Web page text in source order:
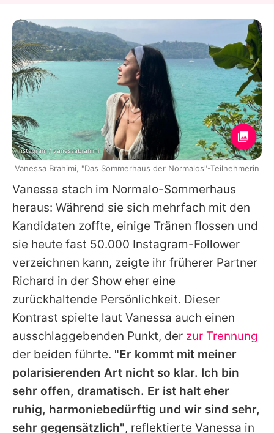
Vanessa stach im Normalo-Sommerhaus
heraus: Während sie sich mehrfach mit den
Kandidaten zoffte, einige Tränen flossen und
sie heute fast 50.000 Instagram-Follower
verzeichnen kann, zeigte ihr früherer Partner
Richard in der Show eher eine
zurückhaltende Persönlichkeit. Dieser
Kontrast spielte laut Vanessa auch einen
ausschlaggebenden Punkt, der zur Trennung
der beiden führte. "Er kommt mit meiner
polarisierenden Art nicht so klar. Ich bin
sehr offen, dramatisch. Er ist halt eher
ruhig, harmoniebedürftig und wir sind sehr,
sehr gegensätzlich", reflektierte Vanessa in
Instagram / vanessabrahimi
Vanessa Brahimi, "Das Sommerhaus der Normalos"-Teilnehmerin